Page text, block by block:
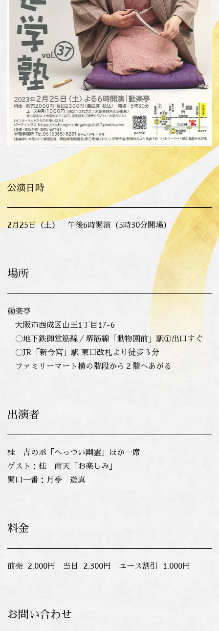
公演日時
2月25日（土） 午後6時開演（5時30分開場）
場所
動楽亭
大阪市西成区山王1丁目17-6
〇地下鉄御堂筋線／堺筋線「動物園前」駅①出口すぐ
〇JR「新今宮」駅 東口改札より徒歩３分
ファミリーマート横の階段から２階へあがる
出演者
桂 吉の丞「へっつい幽霊」ほか一席
ゲスト：桂 南天「お楽しみ」
開口一番：月亭 遊真
料金
前売 2,000円 当日 2,300円 ユース割引 1,000円
お問い合わせ